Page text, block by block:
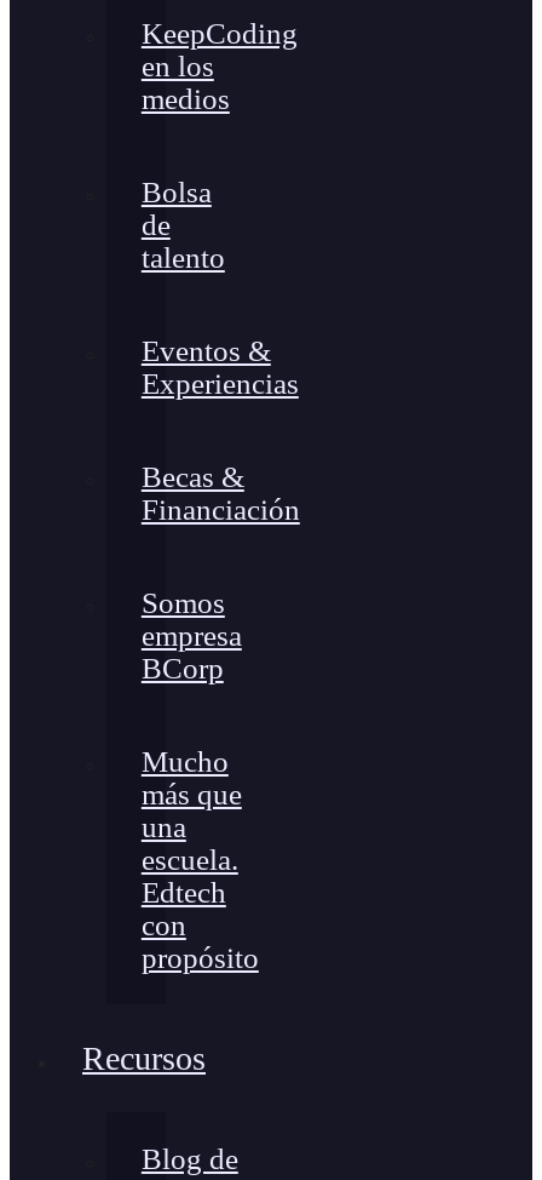
KeepCoding
en los
medios
Bolsa
de
talento
Eventos &
Experiencias
Becas &
Financiación
Somos
empresa
BCorp
Mucho
más que
una
escuela.
Edtech
con
propósito
Recursos
Blog de